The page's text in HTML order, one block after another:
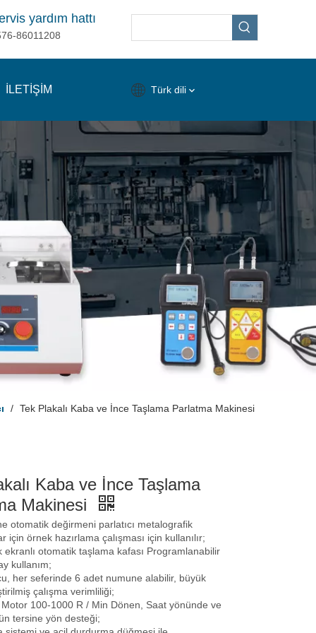
yardım hattı
86011208
İLETİŞİM Türk dili
/ Tek Plakalı Kaba ve İnce Taşlama Parlatma Makinesi
Kaba ve İnce Taşlama
Makinesi
otomatik değirmeni parlatıcı metalografik
için örnek hazırlama çalışması için kullanılır;
ekranlı otomatik taşlama kafası Programlanabilir
kullanım;
her seferinde 6 adet numune alabilir, büyük
çalışma verimliliği;
100-1000 R / Min Dönen, Saat yönünde ve
tersine yön desteği;